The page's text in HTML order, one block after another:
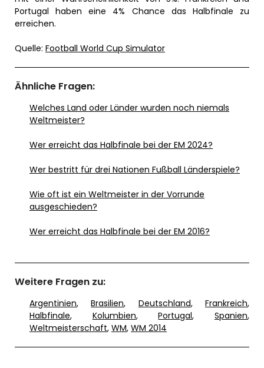
Portugal haben eine 4% Chance das Halbfinale zu
erreichen.
Quelle: Football World Cup Simulator
Ähnliche Fragen:
Welches Land oder Länder wurden noch niemals
Weltmeister?
Wer erreicht das Halbfinale bei der EM 2024?
Wer bestritt für drei Nationen Fußball Länderspiele?
Wie oft ist ein Weltmeister in der Vorrunde
ausgeschieden?
Wer erreicht das Halbfinale bei der EM 2016?
Weitere Fragen zu:
Argentinien,Brasilien, Deutschland,Frankreich,
Halbfinale, Kolumbien,Portugal,Spanien,
Weltmeisterschaft, WM, WM 2014